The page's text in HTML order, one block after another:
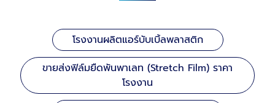
โรงงานผลิตแอร์บับเบิ้ลพลาสติก
ขายส่งฟิล์มยืดพันพาเลท (Stretch Film) ราคา
โรงงาน